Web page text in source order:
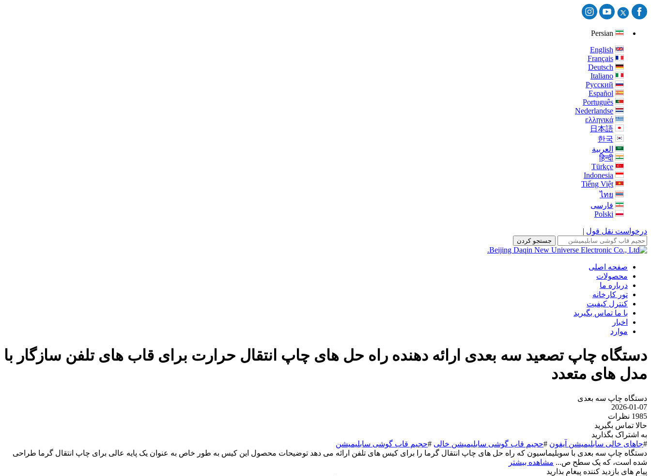
English
Français
Deutsch
Italiano
Русский
Español
Português
Nederlandse
ελληνικά
日本語
한국
العربية
हिन्दी
Türkçe
Indonesia
Tiếng Việt
ไทย
فارسی
Polski
درخواست نقل قول |
جستجو کردن
صفحه اصلی
محصولات
درباره ما
تور کارخانه
کنترل کیفیت
با ما تماس بگیرید
اخبار
موارد
دستگاه چاپ تصعید سه بعدی ارائه دهنده راه حل های چاپ انتقال حرارت برای قاب های تلفن سازگار با
مدل های متعدد
دستگاه چاپ سه بعدی
2026-01-07
1985 نظرات
حالا تماس بگیرید
به اشتراک بگذارید
#جاهای خالی سابلیمیشن آیفون #حجیم قاب گوشی سابلیمیشن خالی #حجیم قاب گوشی سابلیمیشن
دستگاه چاپ سه بعدی با سوبلیماسیون که راه حل های چاپ انتقال گرما را برای کیس های تلفن ارائه می دهد توضیحات محصول این کیس به طور خاص به عنوان یک پایه عالی برای چاپ انتقال گرما طراحی
شده است، که یک سطح ص... مشاهده بیشتر
پیام های بازدید کننده پيغام بذاريد